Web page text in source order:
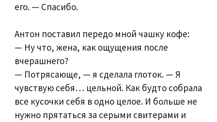
его. — Спасибо.
Антон поставил передо мной чашку кофе:
— Ну что, жена, как ощущения после
вчерашнего?
— Потрясающе, — я сделала глоток. — Я
чувствую себя… цельной. Как будто собрала
все кусочки себя в одно целое. И больше не
нужно прятаться за серыми свитерами и